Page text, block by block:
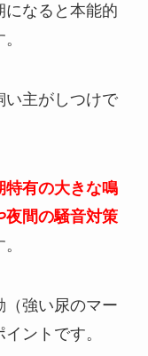
になると本能的
い主がしつけで
特有の大きな鳴
夜間の騒音対策
（強い尿のマー
ントです。